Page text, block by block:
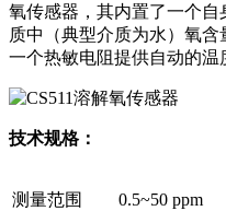
氧传感器，其内置了一个
质中（典型介质为水）氧
一个热敏电阻提供自动的温
技术规格：
测量范围 0.5~50 ppm